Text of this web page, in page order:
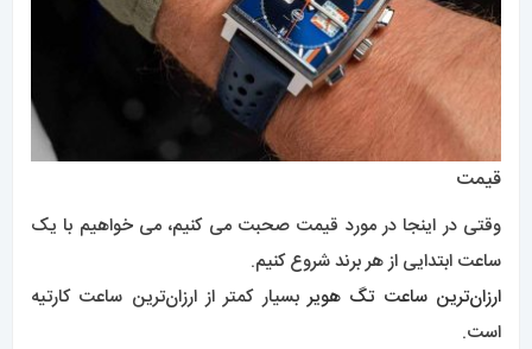
قیمت
وقتی در اینجا در مورد قیمت صحبت می کنیم، می خواهیم با یک
ساعت ابتدایی از هر برند شروع کنیم.
ارزان‌ترین ساعت تگ هویر بسیار کمتر از ارزان‌ترین ساعت کارتیه
است.